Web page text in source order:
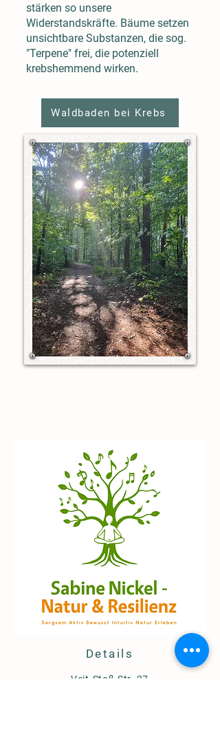
stärken so unsere
Widerstandskräfte. Bäume setzen
unsichtbare Substanzen, die sog.
"Terpene" frei, die potenziell
krebshemmend wirken.
Waldbaden bei Krebs
Details
Veit-Stoß-Str. 27